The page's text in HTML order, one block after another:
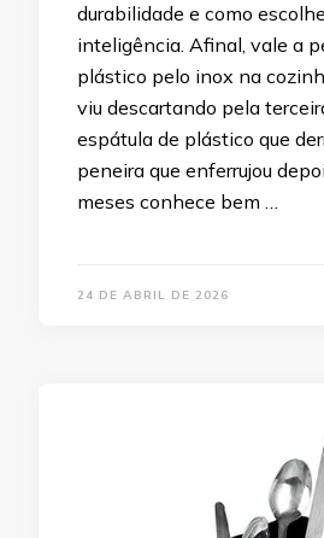
durabilidade e como
inteligência. Afinal, vale a
plástico pelo inox na
viu descartando pela
espátula de plástico que
peneira que enferrujou
meses conhece bem …
24 DE ABRIL DE 2026